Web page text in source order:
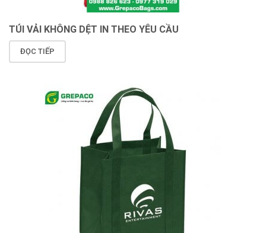
TÚI VẢI KHÔNG DỆT IN THEO YÊU CẦU
ĐỌC TIẾP